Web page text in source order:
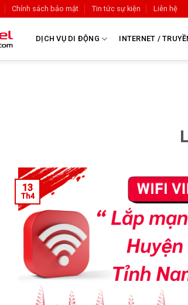
Chính sách bảo mật Tin tức sự kiện Liên hệ
DỊCH VỤ DI ĐỘNG INTERNET /
13
Th4